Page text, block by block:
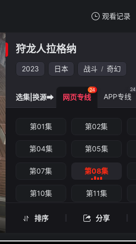
观看记录
我的观影记录
第08集
狩龙人拉格纳
狩龙人拉格纳
2023 日本 战斗 / 奇幻
排序 分享
狩龙人拉格纳 -第08集
选集|换源➡ 网页专线
24
APP专线
24
第01集 第02集
第04集 第05集
第07集 第08集
第10集 第11集
第13集 第14集